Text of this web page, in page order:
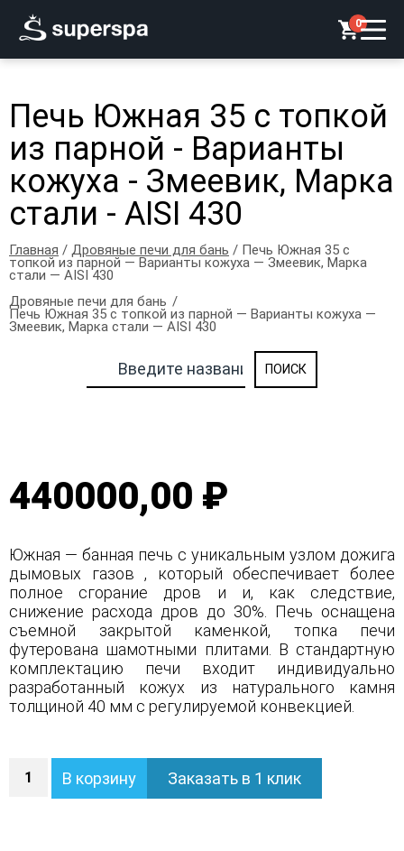
0
Печь Южная 35 с топкой
из парной - Варианты
кожуха - Змеевик, Марка
стали - AISI 430
Главная / Дровяные печи для бань / Печь Южная 35 с
топкой из парной — Варианты кожуха — Змеевик, Марка
стали — AISI 430
Дровяные печи для бань
Печь Южная 35 с топкой из парной — Варианты кожуха —
Змеевик, Марка стали — AISI 430
440000,00 ₽
Южная — банная печь с уникальным узлом дожига
дымовых газов , который обеспечивает более
полное сгорание дров и и, как следствие,
снижение расхода дров до 30%. Печь оснащена
съемной закрытой каменкой, топка печи
футерована шамотными плитами. В стандартную
комплектацию печи входит индивидуально
разработанный кожух из натурального камня
толщиной 40 мм с регулируемой конвекцией.
Печь
Южная
В корзину Заказать в 1 клик